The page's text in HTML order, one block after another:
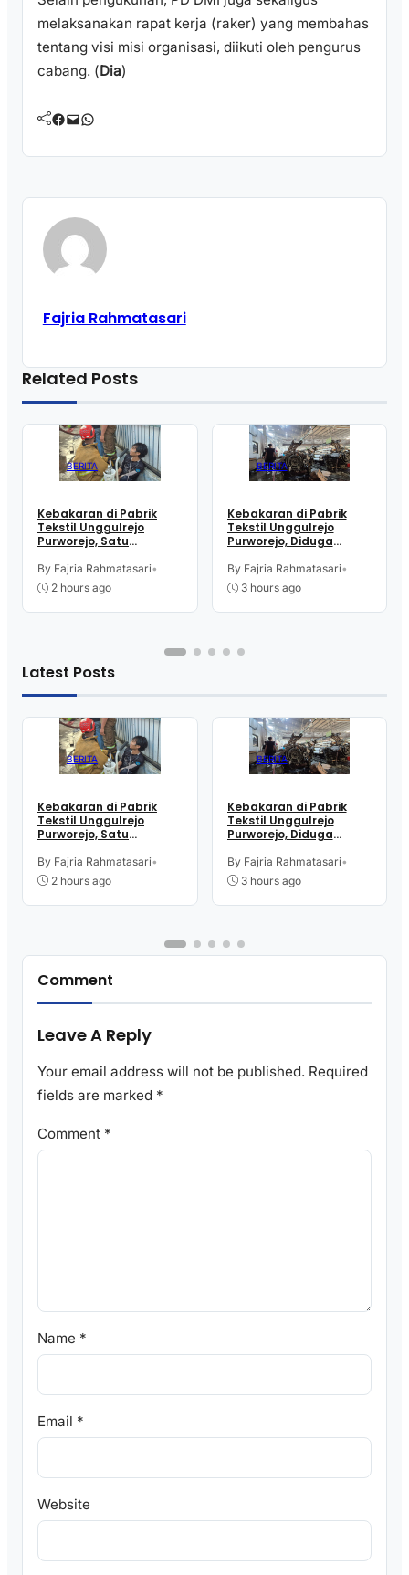
melaksanakan rapat kerja (raker) yang membahas
tentang visi misi organisasi, diikuti oleh pengurus
cabang. (Dia)
Facebook Mail WhatsApp
Fajria Rahmatasari
Related Posts
BERITA
Kebakaran di Pabrik
Tekstil Unggulrejo
Purworejo, Satu
Tulang, Petugas
Damkar Sesak Nafas
By Fajria Rahmatasari•
2 hours ago
BERITA
Kebakaran di Pabrik
Tekstil Unggulrejo
Purworejo, Diduga
By Fajria Rahmatasari•
3 hours ago
Latest Posts
BERITA
Kebakaran di Pabrik
Tekstil Unggulrejo
Purworejo, Satu
Tulang, Petugas
Damkar Sesak Nafas
By Fajria Rahmatasari•
2 hours ago
BERITA
Kebakaran di Pabrik
Tekstil Unggulrejo
Purworejo, Diduga
By Fajria Rahmatasari•
3 hours ago
Comment
Leave A Reply
Your email address will not be published. Required
fields are marked *
Comment *
Name *
Email *
Website